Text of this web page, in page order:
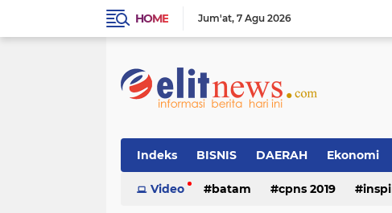
HOME Jum'at 7 Agu 2026
Indeks BISNIS DAERAH Ekonomi
Video batam cpns 2019